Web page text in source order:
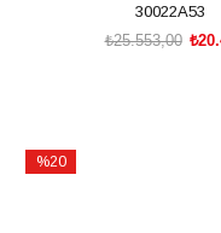
30022A53
₺25.553,00
%20